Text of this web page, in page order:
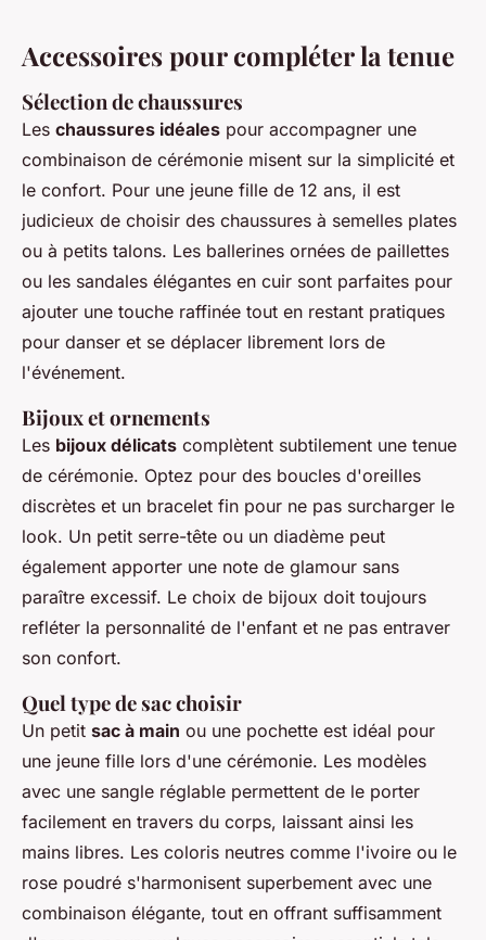
Accessoires pour compléter la tenue
Sélection de chaussures
Les chaussures idéales pour accompagner une
combinaison de cérémonie misent sur la simplicité et
le confort. Pour une jeune fille de 12 ans, il est
judicieux de choisir des chaussures à semelles plates
ou à petits talons. Les ballerines ornées de paillettes
ou les sandales élégantes en cuir sont parfaites pour
ajouter une touche raffinée tout en restant pratiques
pour danser et se déplacer librement lors de
l'événement.
Bijoux et ornements
Les bijoux délicats complètent subtilement une tenue
de cérémonie. Optez pour des boucles d'oreilles
discrètes et un bracelet fin pour ne pas surcharger le
look. Un petit serre-tête ou un diadème peut
également apporter une note de glamour sans
paraître excessif. Le choix de bijoux doit toujours
refléter la personnalité de l'enfant et ne pas entraver
son confort.
Quel type de sac choisir
Un petit sac à main ou une pochette est idéal pour
une jeune fille lors d'une cérémonie. Les modèles
avec une sangle réglable permettent de le porter
facilement en travers du corps, laissant ainsi les
mains libres. Les coloris neutres comme l'ivoire ou le
rose poudré s'harmonisent superbement avec une
combinaison élégante, tout en offrant suffisamment